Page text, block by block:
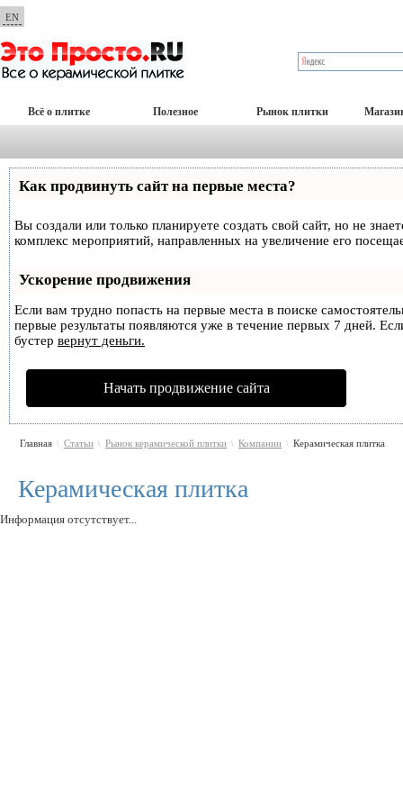
EN
Всё о плитке Полезное Рынок плитки
Как продвинуть сайт на первые места?
Вы создали или только планируете создать свой сайт, но не
комплекс мероприятий, направленных на увеличение его
Ускорение продвижения
Если вам трудно попасть на первые места в поиске
первые результаты появляются уже в течение первых 7 дней.
бустер вернут деньги.
Начать продвижение сайта
Главная \ Статьи \ Рынок керамической плитки \ Компании \ Керамическая плитка
Керамическая плитка
Информация отсутствует...